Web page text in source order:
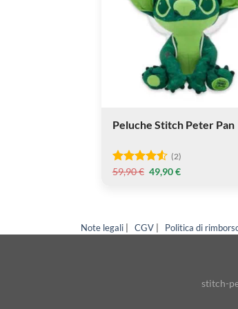
Peluche Stitch Peter Pan
Valutato
(2)
59,90€ Il
prezzo
49,90€Il
Note legali| CGV| Politica di
stitch-